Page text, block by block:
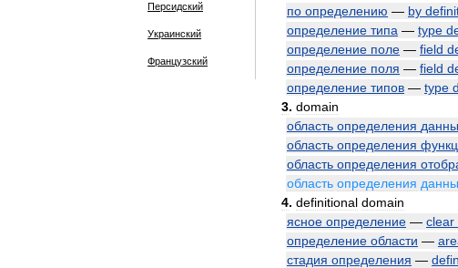
Персидский
Украинский
Французский
по определению — by
определение типа — type
определение поле — field
определение поля — field
определение типов — type
3. domain
область определения
область определения
область определения
область определения
4. definitional domain
ясное определение — clear
определение области —
стадия определения —